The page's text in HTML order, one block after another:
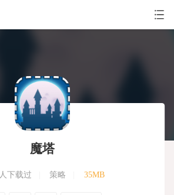
魔塔
人下载过 策略 35MB